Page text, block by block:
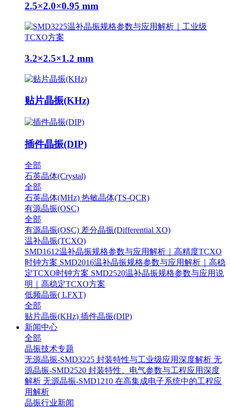
2.5×2.0×0.95 mm
3.2×2.5×1.2 mm
贴片晶振(KHz)
插件晶振(DIP)
全部
石英晶体(Crystal)
全部
石英晶体(MHz) 热敏晶体(TS-QCR)
有源晶振(OSC)
全部
有源晶振(OSC) 差分晶振(Differential XO)
温补晶振(TCXO)
SMD1612温补晶振规格参数与应用解析｜高精度TCXO
时钟方案 SMD2016温补晶振规格参数与应用解析｜高稳
定TCXO时钟方案 SMD2520温补晶振规格参数与应用说
明｜高稳定TCXO方案
低频晶振( LFXT)
全部
贴片晶振(KHz) 插件晶振(DIP)
新闻中心
全部
晶振技术专题
无源晶振-SMD3225 封装特性与工业级应用深度解析 无
源晶振-SMD2520 封装特性、电气参数与工程应用深度
解析 无源晶振-SMD1210 在高集成电子系统中的工程应
用解析
晶振行业新闻